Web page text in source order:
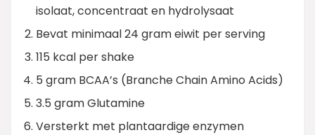
isolaat, concentraat en hydrolysaat
Bevat minimaal 24 gram eiwit per serving
115 kcal per shake
5 gram BCAA’s (Branche Chain Amino Acids)
3.5 gram Glutamine
Versterkt met plantaardige enzymen